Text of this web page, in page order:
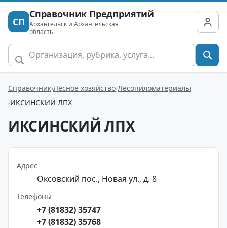
СП
Справочник Предприятий
Архангельск и Архангельская
область
Справочник Лесное хозяйство Лесопиломатериалы
ИКСИНСКИЙ ЛПХ
ИКСИНСКИЙ ЛПХ
Адрес
Оксовский пос., Новая ул., д. 8
Телефоны
+7 (81832) 35747
+7 (81832) 35768